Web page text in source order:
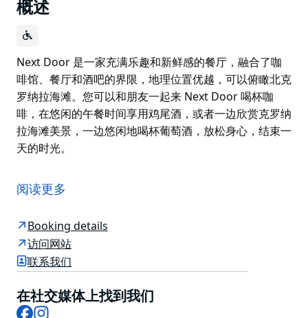
概述
Next Door 是一家充满乐趣和新鲜感的餐厅，融合了咖
啡馆、餐厅和酒吧的界限，地理位置优越，可以俯瞰北克
罗纳拉海滩。您可以和朋友一起来 Next Door 喝杯咖
啡，在悠闲的午餐时间享用鸡尾酒，或者一边欣赏克罗纳
拉海滩美景，一边悠闲地喝杯葡萄酒，放松身心，结束一
天的时光。
啡馆、餐厅和酒吧的界限，地理位置优越，可以俯瞰北克
罗纳拉海滩。您可以和朋友一起来 Next Door 喝杯咖
拉海滩美景，一边悠闲地喝杯葡萄酒，放松身心，结束一
天的时光。
阅读更多
Booking details
访问网站
联系我们
在社交媒体上找到我们
Facebook